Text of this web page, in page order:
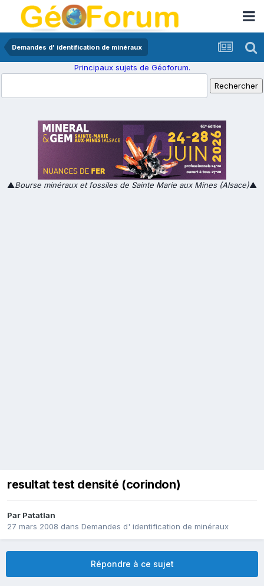
Demandes d' identification de minéraux
Principaux sujets de Géoforum.
▲Bourse minéraux et fossiles de Sainte Marie aux Mines (Alsace)▲
resultat test densité (corindon)
Par Patatlan
27 mars 2008 dans Demandes d' identification de minéraux
Répondre à ce sujet